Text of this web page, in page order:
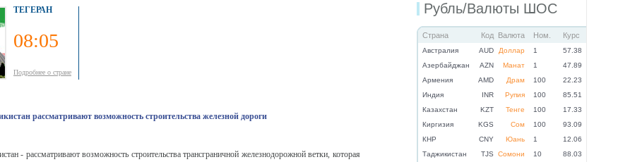
Рубль/Валюты ШОС
Страна Код Валюта Ном. Курс
Австралия AUD Доллар 1
57.38
Азербайджан
AZN Манат 1
47.89
Армения
AMD Драм 100
22.23
Индия
INR Рупия 100
85.51
Казахстан
KZT Тенге 100
17.33
Киргизия
KGS Сом 100
93.09
КНР
CNY Юань 1
12.06
Таджикистан
TJS Сомони 10
88.03
ТЕГЕРАН
08:05
Подробнее о стране
рассматривают возможность строительства железной дороги
- рассматривают возможность строительства трансграничной железнодорожной ветки, которая